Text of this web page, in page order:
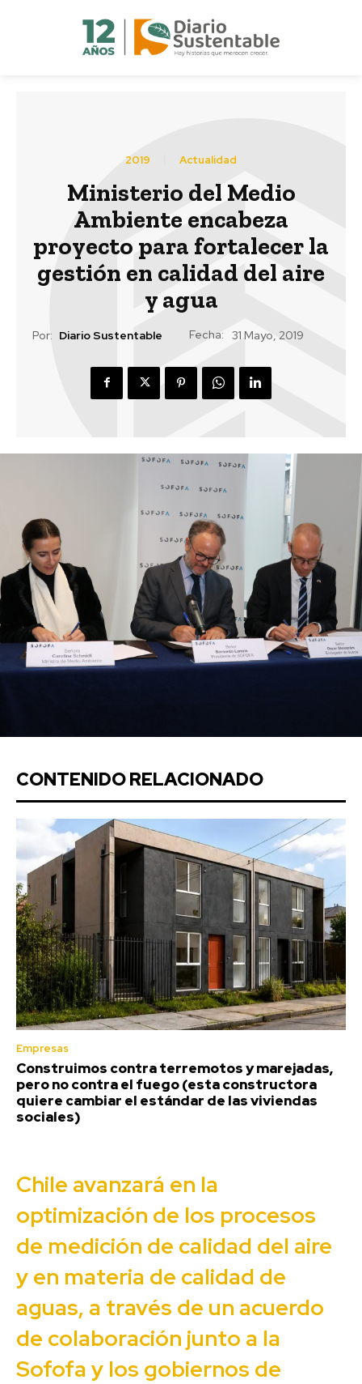
2019 Actualidad
Ministerio del Medio
Ambiente encabeza
proyecto para fortalecer la
gestión en calidad del aire
y agua
Por: Diario Sustentable Fecha: 31 Mayo, 2019
CONTENIDO RELACIONADO
Empresas
Construimos contra terremotos y marejadas,
pero no contra el fuego (esta constructora
quiere cambiar el estándar de las viviendas
sociales)
Chile avanzará en la
optimización de los procesos
de medición de calidad del aire
y en materia de calidad de
aguas, a través de un acuerdo
de colaboración junto a la
Sofofa y los gobiernos de